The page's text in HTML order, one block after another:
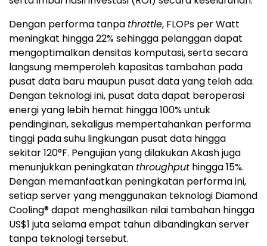
Dengan performa tanpa throttle, FLOPs per Watt
meningkat hingga 22% sehingga pelanggan dapat
mengoptimalkan densitas komputasi, serta secara
langsung memperoleh kapasitas tambahan pada
pusat data baru maupun pusat data yang telah ada.
Dengan teknologi ini, pusat data dapat beroperasi
energi yang lebih hemat hingga 100% untuk
pendinginan, sekaligus mempertahankan performa
tinggi pada suhu lingkungan pusat data hingga
sekitar 120°F. Pengujian yang dilakukan Akash juga
menunjukkan peningkatan throughput hingga 15%.
Dengan memanfaatkan peningkatan performa ini,
setiap server yang menggunakan teknologi Diamond
Cooling® dapat menghasilkan nilai tambahan hingga
US$1 juta selama empat tahun dibandingkan server
tanpa teknologi tersebut.